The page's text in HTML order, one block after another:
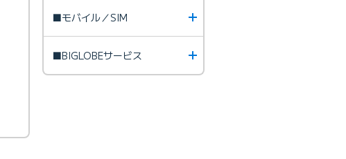
■モバイル／SIM
■BIGLOBEサービス